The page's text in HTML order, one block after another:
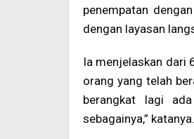
penempatan
dengan layasan
Ia menjelaskan dari
orang yang telah
berangkat lagi
sebagainya,” katanya.